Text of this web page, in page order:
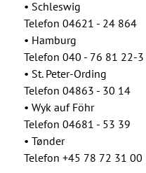
• Schleswig
Telefon 04621 - 24 864
• Hamburg
Telefon 040 - 76 81 22-3
• St. Peter-Ording
Telefon 04863 - 30 14
• Wyk auf Föhr
Telefon 04681 - 53 39
• Tønder
Telefon +45 78 72 31 00